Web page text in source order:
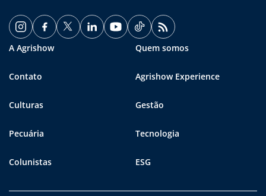
A Agrishow Quem somos
Contato Agrishow Experience
Culturas Gestão
Pecuária Tecnologia
Colunistas ESG